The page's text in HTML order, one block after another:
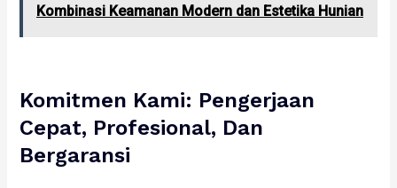
Kombinasi Keamanan Modern dan Estetika Hunian
Komitmen Kami: Pengerjaan
Cepat, Profesional, Dan
Bergaransi